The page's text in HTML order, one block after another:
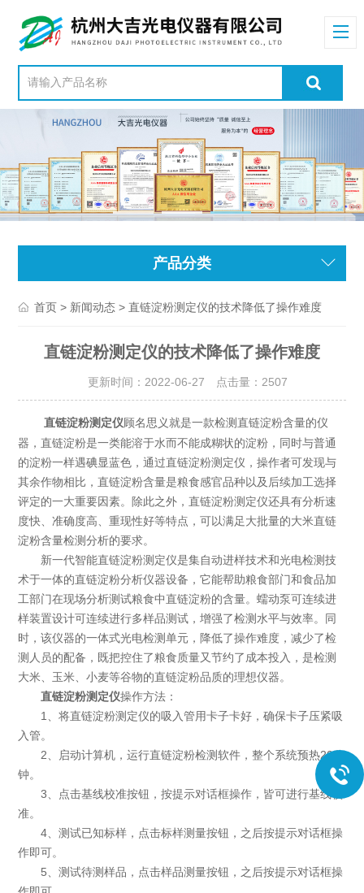
产品分类
首页 > 新闻动态 > 直链淀粉测定仪的技术降低了操作难度
直链淀粉测定仪的技术降低了操作难度
更新时间：2022-06-27 点击量： 2507
直链淀粉测定仪 顾名思义就是一款检测直链淀粉含量的仪
器，直链淀粉是一类能溶于水而不能成糊状的淀粉，同时与普通
的淀粉一样遇碘显蓝色，通过直链淀粉测定仪，操作者可发现与
其余作物相比，直链淀粉含量是粮食感官品种以及后续加工选择
评定的一大重要因素。除此之外，直链淀粉测定仪还具有分析速
度快、准确度高、重现性好等特点，可以满足大批量的大米直链
淀粉含量检测分析的要求。
新一代智能直链淀粉测定仪是集自动进样技术和光电检测技
术于一体的直链淀粉分析仪器设备，它能帮助粮食部门和食品加
工部门在现场分析测试粮食中直链淀粉的含量。蠕动泵可连续进
样装置设计可连续进行多样品测试，增强了检测水平与效率。同
时，该仪器的一体式光电检测单元，降低了操作难度，减少了检
测人员的配备，既把控住了粮食质量又节约了成本投入，是检测
大米、玉米、小麦等谷物的直链淀粉品质的理想仪器。
直链淀粉测定仪操作方法：
1、将直链淀粉测定仪的吸入管用卡子卡好，确保卡子压紧吸
入管。
2、启动计算机，运行直链淀粉检测软件，整个系统预热20分
钟。
3、点击基线校准按钮，按提示对话框操作，皆可进行基线校
准。
4、测试已知标样，点击标样测量按钮，之后按提示对话框操
作即可。
5、测试待测样品，点击样品测量按钮，之后按提示对话框操